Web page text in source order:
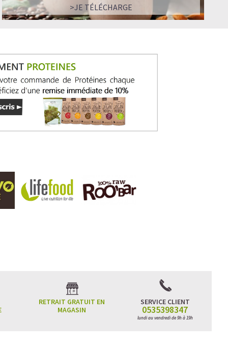
>JE TÉLÉCHARGE
RETRAIT GRATUIT EN
MAGASIN
SERVICE CLIENT
0535398347
lundi au vendredi de 9h à 19h